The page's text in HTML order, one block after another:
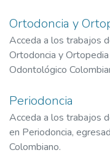
Ortodoncia y
Acceda a los trabajos
Ortodoncia y
Odontológico
Periodoncia
Acceda a los trabajos
en Periodoncia,
Colombiano.